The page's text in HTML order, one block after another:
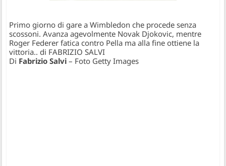
Primo giorno di gare a Wimbledon che procede senza
scossoni. Avanza agevolmente Novak Djokovic, mentre
Roger Federer fatica contro Pella ma alla fine ottiene la
vittoria.. di FABRIZIO SALVI
Di Fabrizio Salvi– Foto Getty Images